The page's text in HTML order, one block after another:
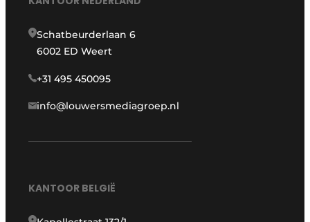
Schatbeurderlaan 6
6002 ED Weert
+31 495 450095
info@louwersmediagroep.nl
KANTOOR BELGIË